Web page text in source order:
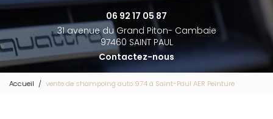
06 92 17 05 87
31 avenue du Grand Piton- Cambaie
97460 SAINT PAUL
Contactez-nous
Accueil vente de shampoing auto 974 à Saint-Paul AER Peinture